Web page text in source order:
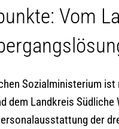
Vom
Sozialministerium ist
dem Landkreis
der